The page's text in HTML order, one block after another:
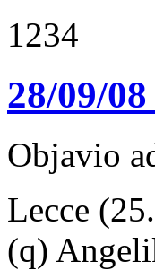
1234
28/09/
Objavio
Lecce
(q)